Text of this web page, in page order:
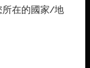
所在的國家/地